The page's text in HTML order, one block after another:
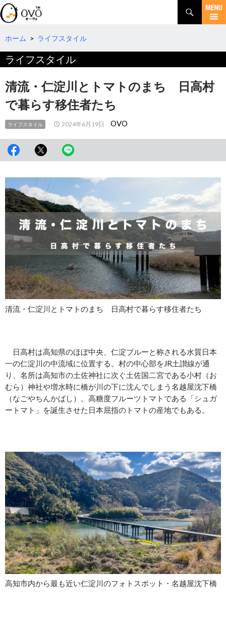
検
索
コ
テ
ツ
へ
移
動
ホーム > ライフスタイル
ライフスタイル
清流・仁淀川とトマトのまち 日高村
で暮らす移住者たち
ライフスタイル 2024年6月19日 OVO
清流・仁淀川とトマトのまち 日高村で暮らす移住者たち
日高村は高知県のほぼ中央、仁淀ブルーと称される水質日本
一の仁淀川の中流域に位置する。村の中心部をJR土讃線が通
り、名所は高知市の土佐神社に次ぐ土佐国二宮である小村（お
むら）神社や増水時に橋が川の下に沈んでしまう名越屋沈下橋
（なごやちんかばし）。高糖度フルーツトマトである「シュガ
ートマト」を誕生させた日本屈指のトマトの産地でもある。
高知市内から最も近い仁淀川のフォトスポット・名越屋沈下橋